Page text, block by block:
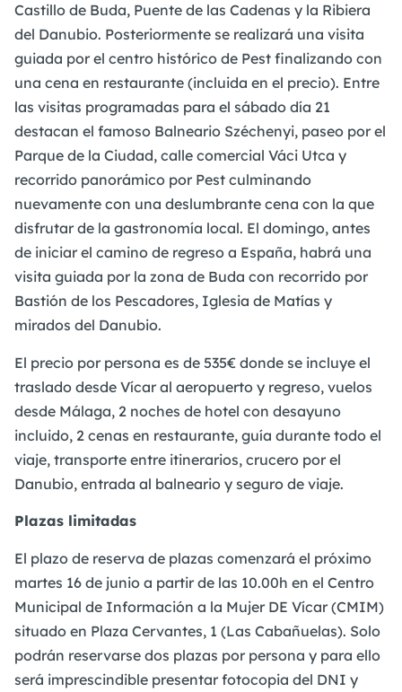
Castillo de Buda, Puente de las Cadenas y la Ribiera
del Danubio. Posteriormente se realizará una visita
guiada por el centro histórico de Pest finalizando con
una cena en restaurante (incluida en el precio). Entre
las visitas programadas para el sábado día 21
destacan el famoso Balneario Széchenyi, paseo por el
Parque de la Ciudad, calle comercial Váci Utca y
recorrido panorámico por Pest culminando
nuevamente con una deslumbrante cena con la que
disfrutar de la gastronomía local. El domingo, antes
de iniciar el camino de regreso a España, habrá una
visita guiada por la zona de Buda con recorrido por
Bastión de los Pescadores, Iglesia de Matías y
mirados del Danubio.
El precio por persona es de 535€ donde se incluye el
traslado desde Vícar al aeropuerto y regreso, vuelos
desde Málaga, 2 noches de hotel con desayuno
incluido, 2 cenas en restaurante, guía durante todo el
viaje, transporte entre itinerarios, crucero por el
Danubio, entrada al balneario y seguro de viaje.
Plazas limitadas
El plazo de reserva de plazas comenzará el próximo
martes 16 de junio a partir de las 10.00h en el Centro
Municipal de Información a la Mujer DE Vícar (CMIM)
situado en Plaza Cervantes, 1 (Las Cabañuelas). Solo
podrán reservarse dos plazas por persona y para ello
será imprescindible presentar fotocopia del DNI y